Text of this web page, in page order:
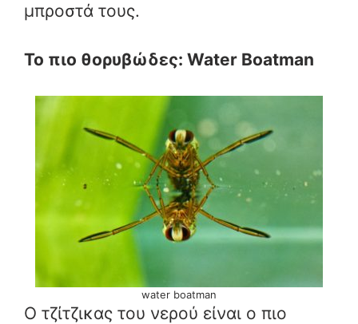
μπροστά τους.
Το πιο θορυβώδες: Water Boatman
water boatman
Ο τζίτζικας του νερού είναι ο πιο